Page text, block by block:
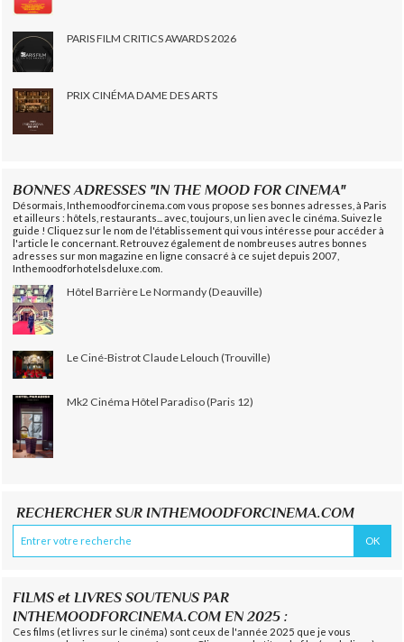
PARIS FILM CRITICS AWARDS 2026
PRIX CINÉMA DAME DES ARTS
BONNES ADRESSES "IN THE MOOD FOR CINEMA"
Désormais, Inthemoodforcinema.com vous propose ses bonnes adresses, à Paris
et ailleurs : hôtels, restaurants... avec, toujours, un lien avec le cinéma. Suivez le
guide ! Cliquez sur le nom de l'établissement qui vous intéresse pour accéder à
l'article le concernant. Retrouvez également de nombreuses autres bonnes
adresses sur mon magazine en ligne consacré à ce sujet depuis 2007,
Inthemoodforhotelsdeluxe.com.
Hôtel Barrière Le Normandy (Deauville)
Le Ciné-Bistrot Claude Lelouch (Trouville)
Mk2 Cinéma Hôtel Paradiso (Paris 12)
RECHERCHER SUR INTHEMOODFORCINEMA.COM
FILMS et LIVRES SOUTENUS PAR
INTHEMOODFORCINEMA.COM EN 2025 :
Ces films (et livres sur le cinéma) sont ceux de l'année 2025 que je vous